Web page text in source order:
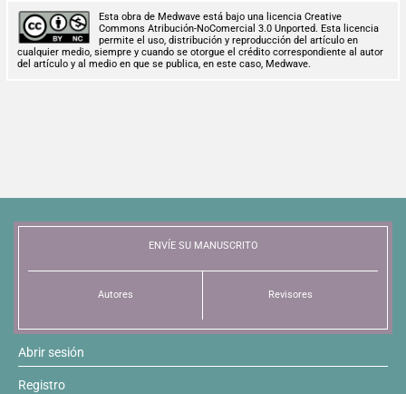
Esta obra de Medwave está bajo una licencia Creative
Commons Atribución-NoComercial 3.0 Unported. Esta licencia
permite el uso, distribución y reproducción del artículo en
cualquier medio, siempre y cuando se otorgue el crédito correspondiente al autor
del artículo y al medio en que se publica, en este caso, Medwave.
ENVÍE SU MANUSCRITO
Autores Revisores
Abrir sesión
Registro